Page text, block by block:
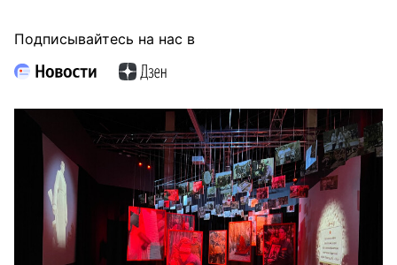
Подписывайтесь на нас в